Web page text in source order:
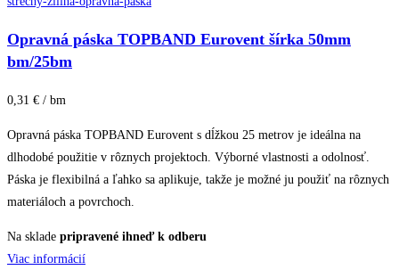
Opravná páska TOPBAND Eurovent šírka 50mm
bm/25bm
0,31 € / bm
Opravná páska TOPBAND Eurovent s dĺžkou 25 metrov je ideálna na
dlhodobé použitie v rôznych projektoch. Výborné vlastnosti a odolnosť.
Páska je flexibilná a ľahko sa aplikuje, takže je možné ju použiť na rôznych
materiáloch a povrchoch.
Na sklade pripravené ihneď k odberu
Viac informácií